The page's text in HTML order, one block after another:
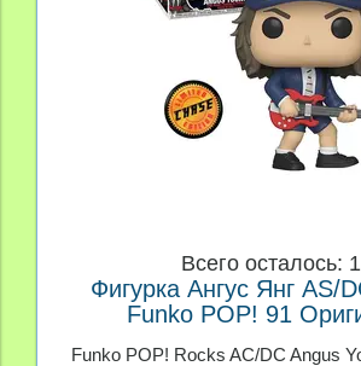
Всего осталось: 1
Фигурка Ангус Янг AS/
Funko POP! 91
Funko POP! Rocks AC/DC Angus